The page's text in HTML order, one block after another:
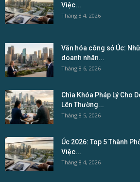
Việc...
Tháng 8 4, 2026
Văn hóa công sở Úc:
doanh nhân...
Tháng 8 6, 2026
Chìa Khóa Pháp Lý Cho
Lên Thường...
Tháng 8 5, 2026
Úc 2026: Top 5 Thành
Việc...
Tháng 8 4, 2026